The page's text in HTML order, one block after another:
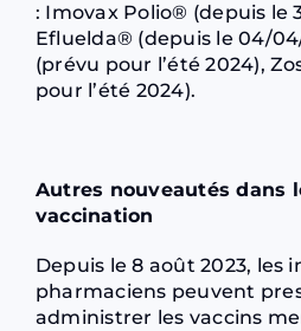
: Imovax Polio® (depuis le
Efluelda® (depuis le 04/
(prévu pour l’été 2024),
pour l’été 2024).
Autres nouveautés dans
vaccination
Depuis le 8 août 2023, les
pharmaciens peuvent
administrer les vaccins